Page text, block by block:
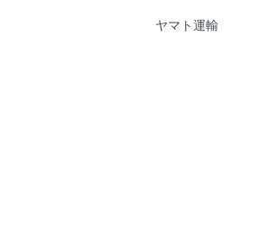
ヤマト運輸